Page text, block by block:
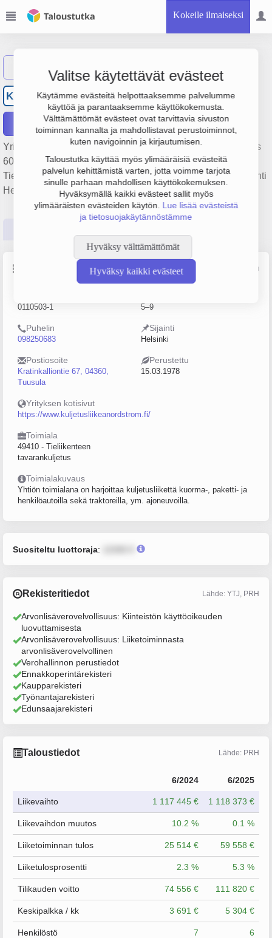
Kokeile ilmaiseksi
Valitse käytettävät evästeet
Käytämme evästeitä helpottaaksemme palvelumme
käyttöä ja parantaaksemme käyttökokemusta.
Välttämättömät evästeet ovat tarvittavia sivuston
toiminnan kannalta ja mahdollistavat perustoiminnot,
kuten navigoinnin ja kirjautumisen.
Taloustutka käyttää myös ylimääräisiä evästeitä
palvelun kehittämistä varten, jotta voimme tarjota
sinulle parhaan mahdollisen käyttökokemuksen.
Hyväksymällä kaikki evästeet sallit myös
ylimääräisten evästeiden käytön. Lue lisää evästeistä
ja tietosuojakäytännöstämme
Hyväksy välttämättömät
Hyväksy kaikki evästeet
KK Kuljetusliike Köli Oy
Raportit
Yrityksen Kuljetusliike Köli Oy liikevaihto on 1.1 milj. €, tulos
60 000 € ja henkilöstömäärä 6. Sen päätoimiala on
Tieliikenteen tavarankuljetus, perustamisvuosi 1978 ja sijainti
Helsinki. Yrityksen yhtiömuoto Osakeyhtiö (OY).
Lähde: YTJ, PRH, Traficom
0110503-1 5–9
Puhelin
098250683
Sijainti
Helsinki
Postiosoite
Kratinkalliontie 67, 04360,
Tuusula
Perustettu
15.03.1978
Yrityksen kotisivut
https://www.kuljetusliikeanordstrom.fi/
Toimiala
49410 - Tieliikenteen
tavarankuljetus
Toimialakuvaus
Yhtiön toimialana on harjoittaa kuljetusliikettä kuorma-, paketti- ja
henkilöautoilla sekä traktoreilla, ym. ajoneuvoilla.
Suositeltu luottoraja:
Rekisteritiedot Lähde: YTJ, PRH
Arvonlisäverovelvollisuus: Kiinteistön käyttöoikeuden
luovuttamisesta
Arvonlisäverovelvollisuus: Liiketoiminnasta
arvonlisäverovelvollinen
Verohallinnon perustiedot
Ennakkoperintärekisteri
Kaupparekisteri
Työnantajarekisteri
Edunsaajarekisteri
Taloustiedot Lähde: PRH
6/2024 6/2025
Liikevaihto 1 117 445 € 1 118 373 €
Liikevaihdon muutos 10.2 % 0.1 %
Liiketoiminnan tulos 25 514 € 59 558 €
Liiketulosprosentti 2.3 % 5.3 %
Tilikauden voitto 74 556 € 111 820 €
Keskipalkka / kk 3 691 € 5 304 €
Henkilöstö 7 6